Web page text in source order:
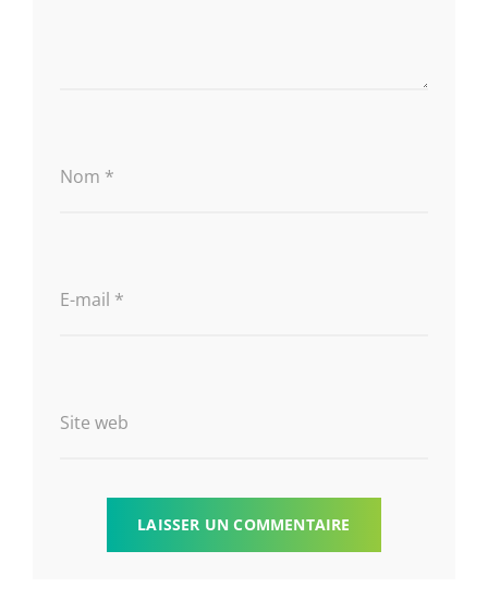
Nom *
E-mail *
Site web